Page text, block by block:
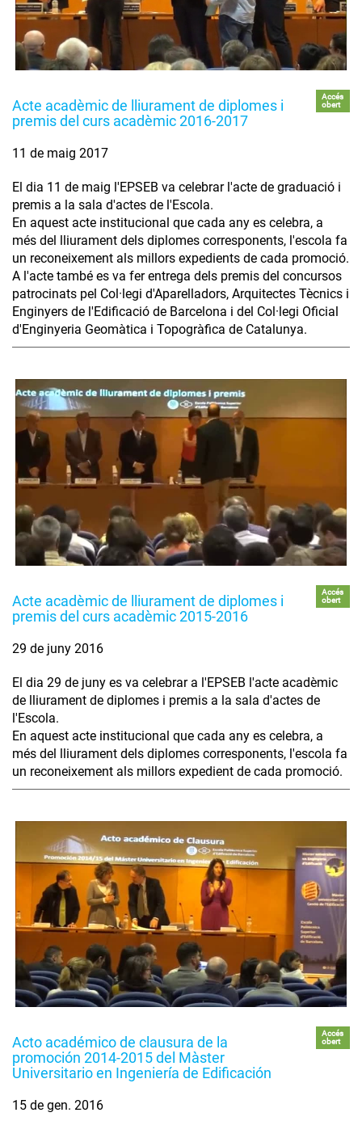
Acte acadèmic de lliurament de diplomes i
premis del curs acadèmic 2016-2017
Accés
obert
11 de maig 2017
El dia 11 de maig l'EPSEB va celebrar l'acte de graduació i
premis a la sala d'actes de l'Escola.
En aquest acte institucional que cada any es celebra, a
més del lliurament dels diplomes corresponents, l'escola fa
un reconeixement als millors expedients de cada promoció.
A l'acte també es va fer entrega dels premis del concursos
patrocinats pel Col·legi d'Aparelladors, Arquitectes Tècnics i
Enginyers de l'Edificació de Barcelona i del Col·legi Oficial
d'Enginyeria Geomàtica i Topogràfica de Catalunya.
Acte acadèmic de lliurament de diplomes i
premis del curs acadèmic 2015-2016
Accés
obert
29 de juny 2016
El dia 29 de juny es va celebrar a l'EPSEB l'acte acadèmic
de lliurament de diplomes i premis a la sala d'actes de
l'Escola.
En aquest acte institucional que cada any es celebra, a
més del lliurament dels diplomes corresponents, l'escola fa
un reconeixement als millors expedient de cada promoció.
Acto académico de clausura de la
promoción 2014-2015 del Màster
Universitario en Ingeniería de Edificación
Accés
obert
15 de gen. 2016